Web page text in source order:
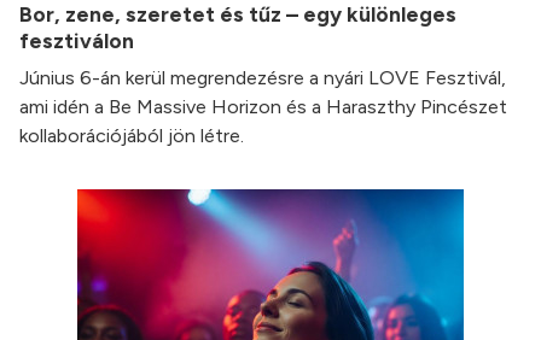
Bor, zene, szeretet és tűz – egy különleges
fesztiválon
Június 6-án kerül megrendezésre a nyári LOVE Fesztivál,
ami idén a Be Massive Horizon és a Haraszthy Pincészet
kollaborációjából jön létre.